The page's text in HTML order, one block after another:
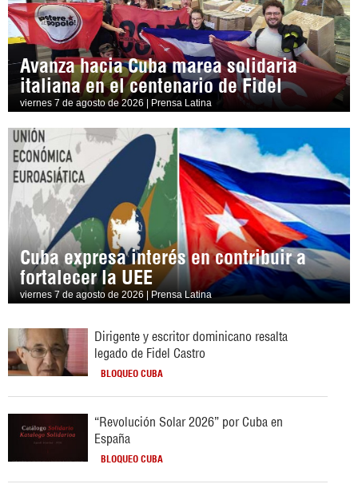
Avanza hacia Cuba marea solidaria
italiana en el centenario de Fidel
viernes 7 de agosto de 2026 | Prensa Latina
Cuba expresa interés en contribuir a
fortalecer la UEE
viernes 7 de agosto de 2026 | Prensa Latina
Dirigente y escritor dominicano resalta
legado de Fidel Castro
BLOQUEO CUBA
“Revolución Solar 2026” por Cuba en
España
BLOQUEO CUBA